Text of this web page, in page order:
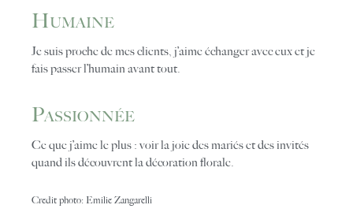
Humaine
Je suis proche de mes clients, j’aime échanger avec eux et je
fais passer l’humain avant tout.
Passionnée
Ce que j’aime le plus : voir la joie des mariés et des invités
quand ils découvrent la décoration florale.
Credit photo: Emilie Zangarelli